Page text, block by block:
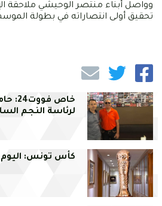
تحقيق أولى انتصاراته في بطولة الموسم
خاص
لرئاسة النجم
كأس تونس: اليوم